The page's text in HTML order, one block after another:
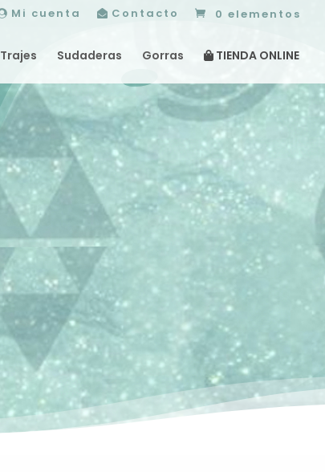
Mi cuenta Contacto 0 elementos
Trajes Sudaderas Gorras TIENDA ONLINE